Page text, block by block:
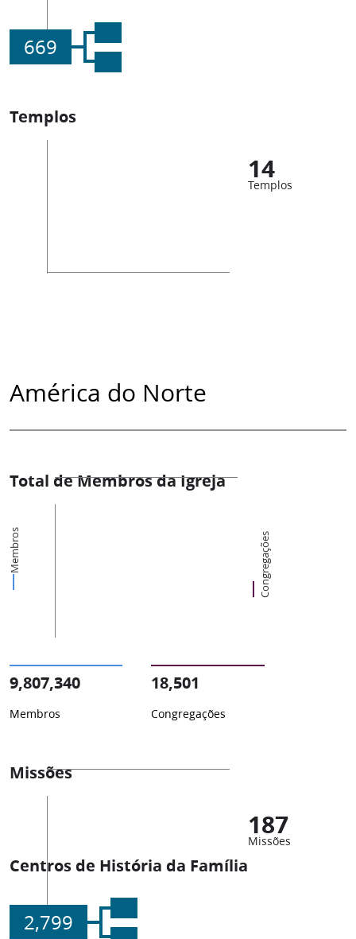
669
Templos
14
Templos
América do Norte
Total de Membros da Igreja
Membros Congregações
9,807,340
Membros
18,501
Congregações
Missões
187
Missões
Centros de História da Família
2,799